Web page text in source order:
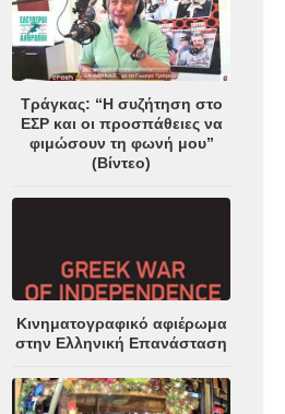
Τράγκας: “Η συζήτηση στο
ΕΣΡ και οι προσπάθειες να
φιμώσουν τη φωνή μου”
(Βίντεο)
Κινηματογραφικό αφιέρωμα
στην Ελληνική Επανάσταση